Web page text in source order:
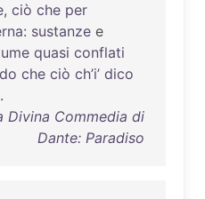
, ciò che per
: sustanze e
quasi conflati
che ciò ch’i’ dico
.
Divina Commedia di
Dante: Paradiso